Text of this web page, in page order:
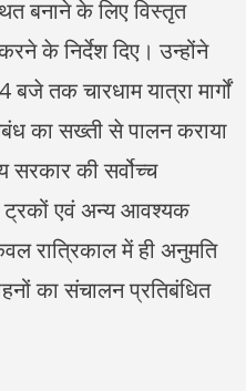
बनाने के लिए विस्तृत
के निर्देश दिए। उन्होंने
तक चारधाम यात्रा मार्गों
का सख्ती से पालन कराया
सरकार की सर्वोच्च
ट्रकों एवं अन्य आवश्यक
रात्रिकाल में ही अनुमति
का संचालन प्रतिबंधित